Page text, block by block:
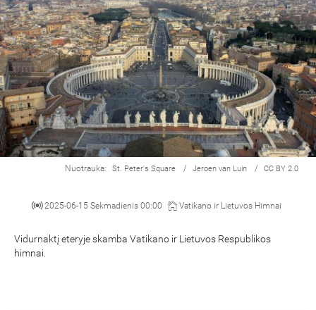
Nuotrauka: St. Peter's Square / Jeroen van Luin / CC BY 2.0
2025-06-15 Sekmadienis 00:00 Vatikano ir Lietuvos Himnai
Vidurnaktį eteryje skamba Vatikano ir Lietuvos Respublikos
himnai.